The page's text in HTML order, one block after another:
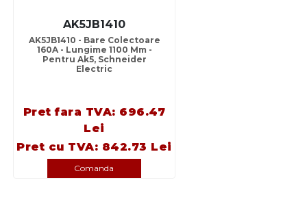
AK5JB1410
AK5JB1410 - Bare Colectoare
160A - Lungime 1100 Mm -
Pentru Ak5, Schneider
Electric
Pret fara TVA: 696.47
Lei
Pret cu TVA: 842.73 Lei
Comanda